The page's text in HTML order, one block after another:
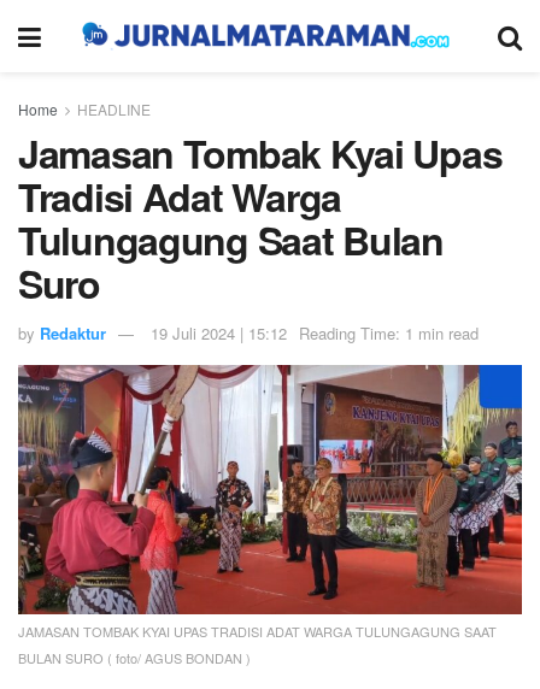
Home HEADLINE
Jamasan Tombak Kyai Upas
Tradisi Adat Warga
Tulungagung Saat Bulan
Suro
by Redaktur 19 Juli 2024 | 15:12 Reading Time: 1 min read
JAMASAN TOMBAK KYAI UPAS TRADISI ADAT WARGA TULUNGAGUNG SAAT
BULAN SURO ( foto/ AGUS BONDAN )